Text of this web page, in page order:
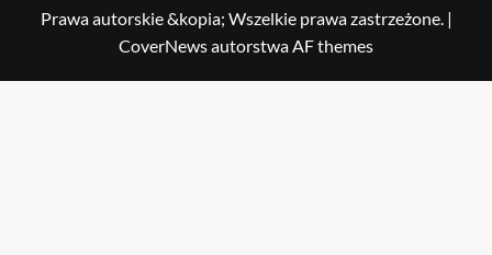
Prawa autorskie &kopia; Wszelkie prawa zastrzeżone. |
CoverNewsautorstwa AF themes